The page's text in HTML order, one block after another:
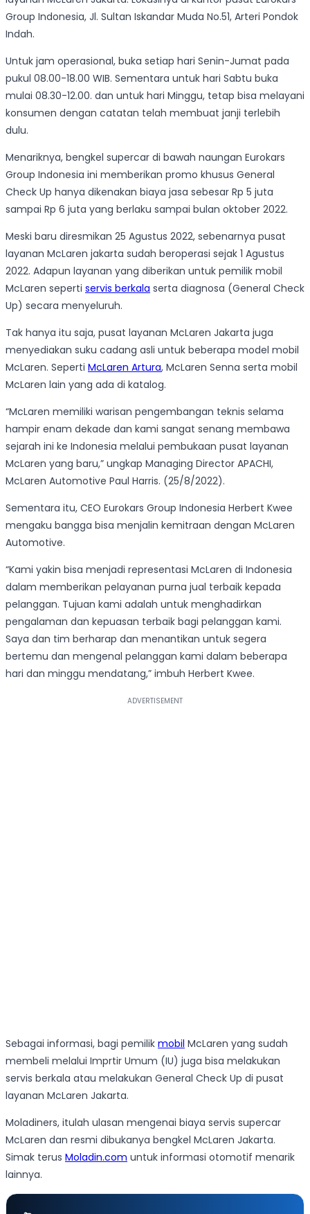
Group Indonesia, Jl. Sultan Iskandar Muda No.51, Arteri Pondok
Indah.
Untuk jam operasional, buka setiap hari Senin-Jumat pada
pukul 08.00-18.00 WIB. Sementara untuk hari Sabtu buka
mulai 08.30-12.00. dan untuk hari Minggu, tetap bisa melayani
konsumen dengan catatan telah membuat janji terlebih
dulu.
Menariknya, bengkel supercar di bawah naungan Eurokars
Group Indonesia ini memberikan promo khusus General
Check Up hanya dikenakan biaya jasa sebesar Rp 5 juta
sampai Rp 6 juta yang berlaku sampai bulan oktober 2022.
Meski baru diresmikan 25 Agustus 2022, sebenarnya pusat
layanan McLaren jakarta sudah beroperasi sejak 1 Agustus
2022. Adapun layanan yang diberikan untuk pemilik mobil
McLaren seperti servis berkala serta diagnosa (General Check
Up) secara menyeluruh.
Tak hanya itu saja, pusat layanan McLaren Jakarta juga
menyediakan suku cadang asli untuk beberapa model mobil
McLaren. Seperti McLaren Artura, McLaren Senna serta mobil
McLaren lain yang ada di katalog.
“McLaren memiliki warisan pengembangan teknis selama
hampir enam dekade dan kami sangat senang membawa
sejarah ini ke Indonesia melalui pembukaan pusat layanan
McLaren yang baru,” ungkap Managing Director APACHI,
McLaren Automotive Paul Harris. (25/8/2022).
Sementara itu, CEO Eurokars Group Indonesia Herbert Kwee
mengaku bangga bisa menjalin kemitraan dengan McLaren
Automotive.
“Kami yakin bisa menjadi representasi McLaren di Indonesia
dalam memberikan pelayanan purna jual terbaik kepada
pelanggan. Tujuan kami adalah untuk menghadirkan
pengalaman dan kepuasan terbaik bagi pelanggan kami.
Saya dan tim berharap dan menantikan untuk segera
bertemu dan mengenal pelanggan kami dalam beberapa
hari dan minggu mendatang,” imbuh Herbert Kwee.
Sebagai informasi, bagi pemilik mobil McLaren yang sudah
membeli melalui Imprtir Umum (IU) juga bisa melakukan
servis berkala atau melakukan General Check Up di pusat
layanan McLaren Jakarta.
Moladiners, itulah ulasan mengenai biaya servis supercar
McLaren dan resmi dibukanya bengkel McLaren Jakarta.
Simak terus Moladin.com untuk informasi otomotif menarik
lainnya.